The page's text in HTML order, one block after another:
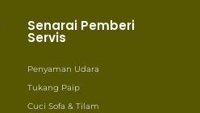
Senarai Pemberi
Servis
Penyaman Udara
Tukang Paip
Cuci Sofa & Tilam